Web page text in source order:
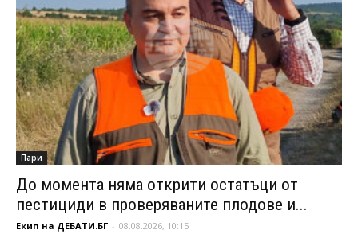
Пари
До момента няма открити остатъци от
пестициди в проверяваните плодове и...
Екип на ДЕБАТИ.БГ - 08.08.2026, 10:15